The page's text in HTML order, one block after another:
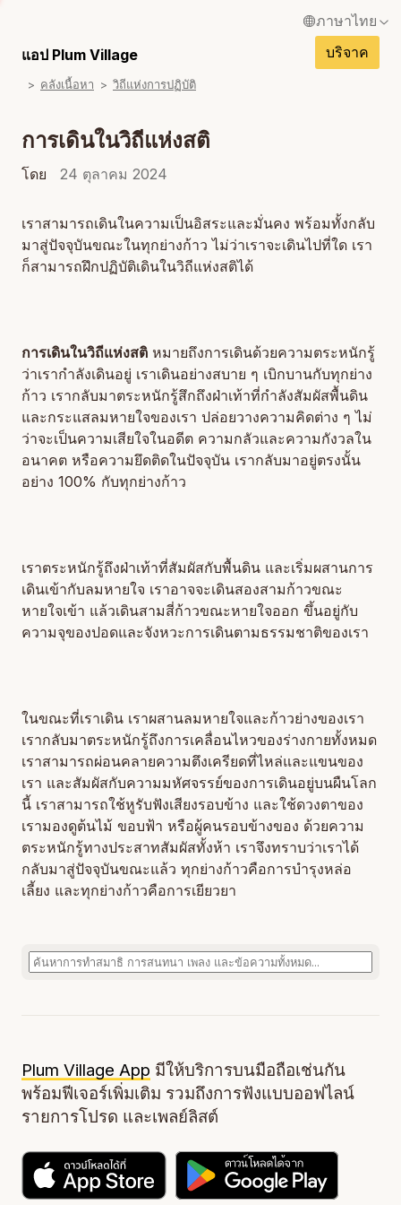
ภาษาไทย
English / อังกฤษ
Português / โปรตุเกส
Tiếng Việt / เวียดนาม
แอป Plum Village บริจาค
คลังเนื้อหา วิถีแห่งการปฏิบัติ
การเดินในวิถีแห่งสติ
โดย 24 ตุลาคม 2024
เราสามารถเดินในความเป็นอิสระและมั่นคง พร้อมทั้งกลับ
มาสู่ปัจจุบันขณะในทุกย่างก้าว ไม่ว่าเราจะเดินไปที่ใด เรา
ก็สามารถฝึกปฏิบัติเดินในวิถีแห่งสติได้
การเดินในวิถีแห่งสติ หมายถึงการเดินด้วยความตระหนักรู้
ว่าเรากำลังเดินอยู่ เราเดินอย่างสบาย ๆ เบิกบานกับทุกย่าง
ก้าว เรากลับมาตระหนักรู้สึกถึงฝ่าเท้าที่กำลังสัมผัสพื้นดิน
และกระแสลมหายใจของเรา ปล่อยวางความคิดต่าง ๆ ไม่
ว่าจะเป็นความเสียใจในอดีต ความกลัวและความกังวลใน
อนาคต หรือความยึดติดในปัจจุบัน เรากลับมาอยู่ตรงนั้น
อย่าง 100% กับทุกย่างก้าว
เราตระหนักรู้ถึงฝ่าเท้าที่สัมผัสกับพื้นดิน และเริ่มผสานการ
เดินเข้ากับลมหายใจ เราอาจจะเดินสองสามก้าวขณะ
หายใจเข้า แล้วเดินสามสี่ก้าวขณะหายใจออก ขึ้นอยู่กับ
ความจุของปอดและจังหวะการเดินตามธรรมชาติของเรา
ในขณะที่เราเดิน เราผสานลมหายใจและก้าวย่างของเรา
เรากลับมาตระหนักรู้ถึงการเคลื่อนไหวของร่างกายทั้งหมด
เราสามารถผ่อนคลายความตึงเครียดที่ไหล่และแขนของ
เรา และสัมผัสกับความมหัศจรรย์ของการเดินอยู่บนผืนโลก
นี้ เราสามารถใช้หูรับฟังเสียงรอบข้าง และใช้ดวงตาของ
เรามองดูต้นไม้ ขอบฟ้า หรือผู้คนรอบข้างของ ด้วยความ
ตระหนักรู้ทางประสาทสัมผัสทั้งห้า เราจึงทราบว่าเราได้
กลับมาสู่ปัจจุบันขณะแล้ว ทุกย่างก้าวคือการบำรุงหล่อ
เลี้ยง และทุกย่างก้าวคือการเยียวยา
Plum Village App มีให้บริการบนมือถือเช่นกัน
พร้อมฟีเจอร์เพิ่มเติม รวมถึงการฟังแบบออฟไลน์
รายการโปรด และเพลย์ลิสต์